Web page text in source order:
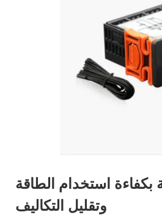
بكفاءة استخدام الطاقة
وتقليل التكاليف